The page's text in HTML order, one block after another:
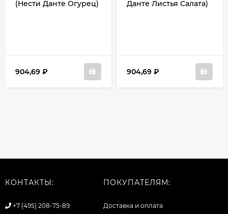
(Нести Данте Огурец)
904,69 ₽
Данте Листья Салата)
904,69 ₽
КОНТАКТЫ:
+7 (495) 208-75-89
ПОКУПАТЕЛЯМ:
Доставка и оплата